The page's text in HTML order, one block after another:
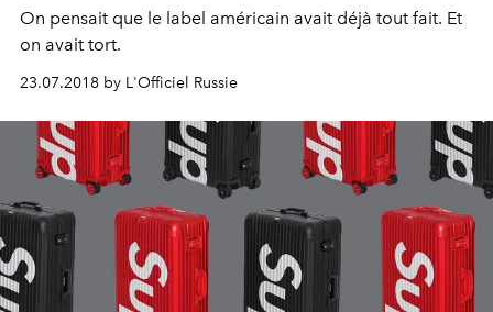
On pensait que le label américain avait déjà tout fait. Et
on avait tort.
23.07.2018 by L'Officiel Russie